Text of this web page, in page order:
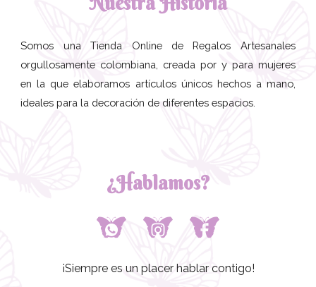
Somos una Tienda Online de Regalos Artesanales
orgullosamente colombiana, creada por y para mujeres
en la que elaboramos artículos únicos hechos a mano,
ideales para la decoración de diferentes espacios.
¿Hablamos?
¡Siempre es un placer hablar contigo!